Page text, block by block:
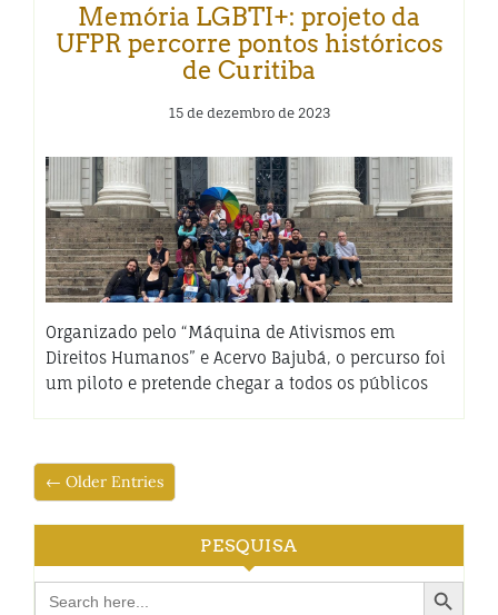
Memória LGBTI+: projeto da
UFPR percorre pontos históricos
de Curitiba
15 de dezembro de 2023
Organizado pelo “Máquina de Ativismos em
Direitos Humanos” e Acervo Bajubá, o percurso foi
um piloto e pretende chegar a todos os públicos
← Older Entries
PESQUISA
Search
for:
Search Button